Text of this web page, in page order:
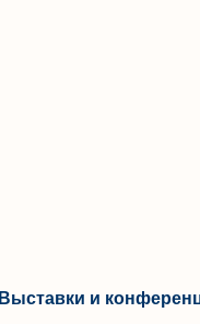
Выставки и